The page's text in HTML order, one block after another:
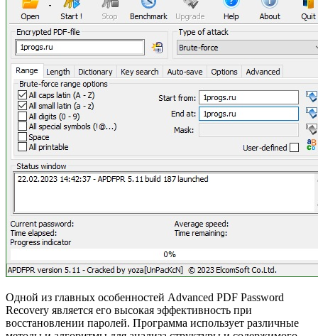
Одной из главных особенностей Advanced PDF Password
Recovery является его высокая эффективность при
восстановлении паролей. Программа использует различные